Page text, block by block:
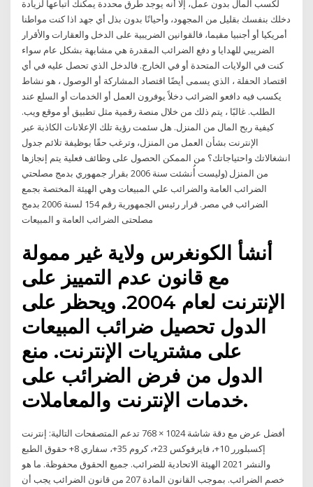
لكسب المال بدون عمل، إلا أنه يوجد طرق محددة يمكنك اتباعها لزيادة
دخلك بنفسك بقليل من المجهود، وأحيانًا بدون بذل أي جهد اذا كنت مواطنا
أمريكيا أو أجنبيا مقيما، فالقوانين الضريبية على الدخل والعقارات والأقرار
الضريبي للهدايا و دفع الضرائب المقدرة هي مشابهة بشكل عام سواء
كنت في الولايات المتحدة أو في الخارج. فالدخل الذي تحصل عليه في أي
اقتصاد الحفلة ، الذي يسمى أيضًا اقتصاد المشاركة أو الوصول ، هو نشاط
يكسب فيه دافعو الضرائب دخلاً يوفرون العمل أو الخدمات أو السلع عند
الطلب. غالبًا ، يتم ذلك من خلال منصة رقمية مثل تطبيق أو موقع ويب.
كيفية ربح المال من المنزل. هل سئمت رؤية تلك الإعلانات الكاذبة عبر
الإنترنت بشأن العمل من المنزل، وترغب حقًا بوظيفة تلائم جدول
انشغالاتك واحتياجاتك؟ من الممكن الحصول على وظائف فعلية يتم إنجازها
من المنزل (وليست أُنشئت سنة 2006 بقرار جمهوري بدمج مصلحتي
الضرائب العامة والضرائب علي المبيعات وهي الهيئة المختصة بجمع
الضرائب في مصر. قرار رئيس الجمهورية رقم 154 لسنة 2006 بدمج
مصلحتى الضرائب العامة و المبيعات
أنشأ الكونغرس ولاية غير ممولة
مع قانون عدم التمييز على
الإنترنت لعام 2004. ويحظر على
الدول تحصيل ضرائب المبيعات
على مشتريات الإنترنت. منع
الدول من فرض الضرائب على
خدمات الإنترنت والمعاملات.
أفضل عرض مع دقة شاشة 1024 × 768 تدعم المتصفحات التالية: إنترنت
إكسبلورر 10+، فايرفوكس 23+، كروم 35+، سفاري 8+ حقوق الطبع
والنشر 2021 الهيئة الاتحادية للضرائب. جميع الحقوق محفوظة. ما هو
خصم الضرائب. بموجب القانون المادة 207 من قانون الضرائب يجب أن